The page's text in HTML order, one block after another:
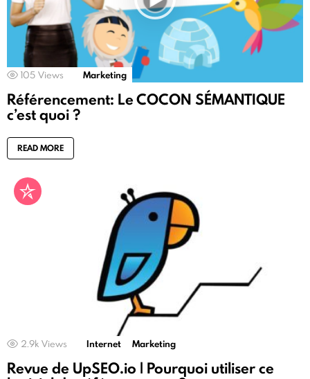
105 Views Marketing
Référencement: Le COCON SÉMANTIQUE
c’est quoi ?
READ MORE
2.9k Views Internet Marketing
Revue de UpSEO.io | Pourquoi utiliser ce